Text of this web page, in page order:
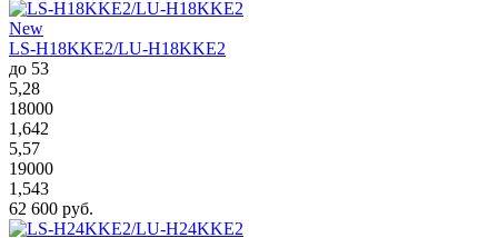
New
LS-H18KKE2/LU-H18KKE2
до 53
5,28
18000
1,642
5,57
19000
1,543
62 600 руб.